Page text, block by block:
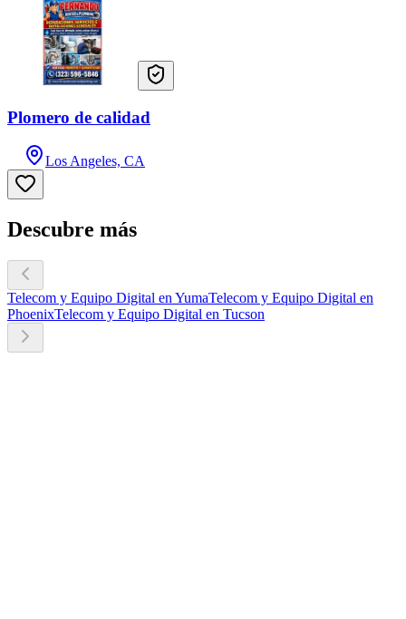
Plomero de calidad
Los Angeles, CA
Descubre más
Telecom y Equipo Digital en YumaTelecom y Equipo Digital en
PhoenixTelecom y Equipo Digital en Tucson